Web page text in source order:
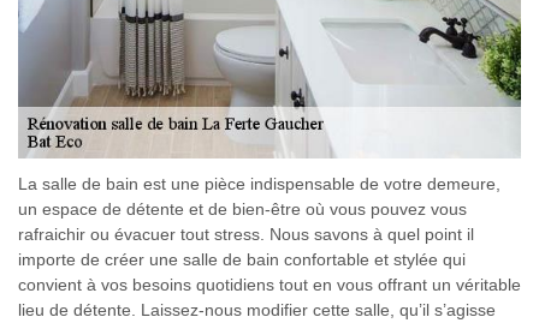
La salle de bain est une pièce indispensable de votre demeure,
un espace de détente et de bien-être où vous pouvez vous
rafraichir ou évacuer tout stress. Nous savons à quel point il
importe de créer une salle de bain confortable et stylée qui
convient à vos besoins quotidiens tout en vous offrant un véritable
lieu de détente. Laissez-nous modifier cette salle, qu’il s’agisse